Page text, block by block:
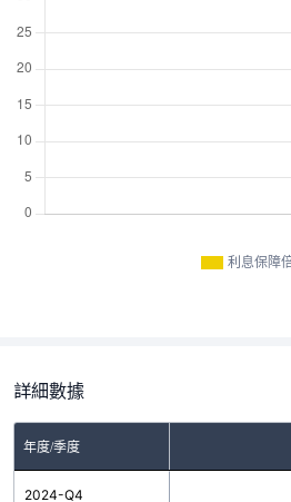
利息保障
詳細數據
年度/季度
2024-Q4